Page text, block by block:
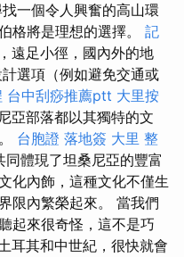
一個令人興奮的高山環
格將是理想的選擇。 記
遠足小徑，國內外的地
選項（例如避免交通或
台中刮痧推薦ptt 大里按
亞部落都以其獨特的文
台胞證 落地簽 大里 整
同體現了坦桑尼亞的豐富
化內飾，這種文化不僅生
限內繁榮起來。 當我們
起來很奇怪，這不是巧
耳其和中世紀，很快就會